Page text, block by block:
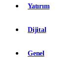
Yatırım
Dijital
Genel